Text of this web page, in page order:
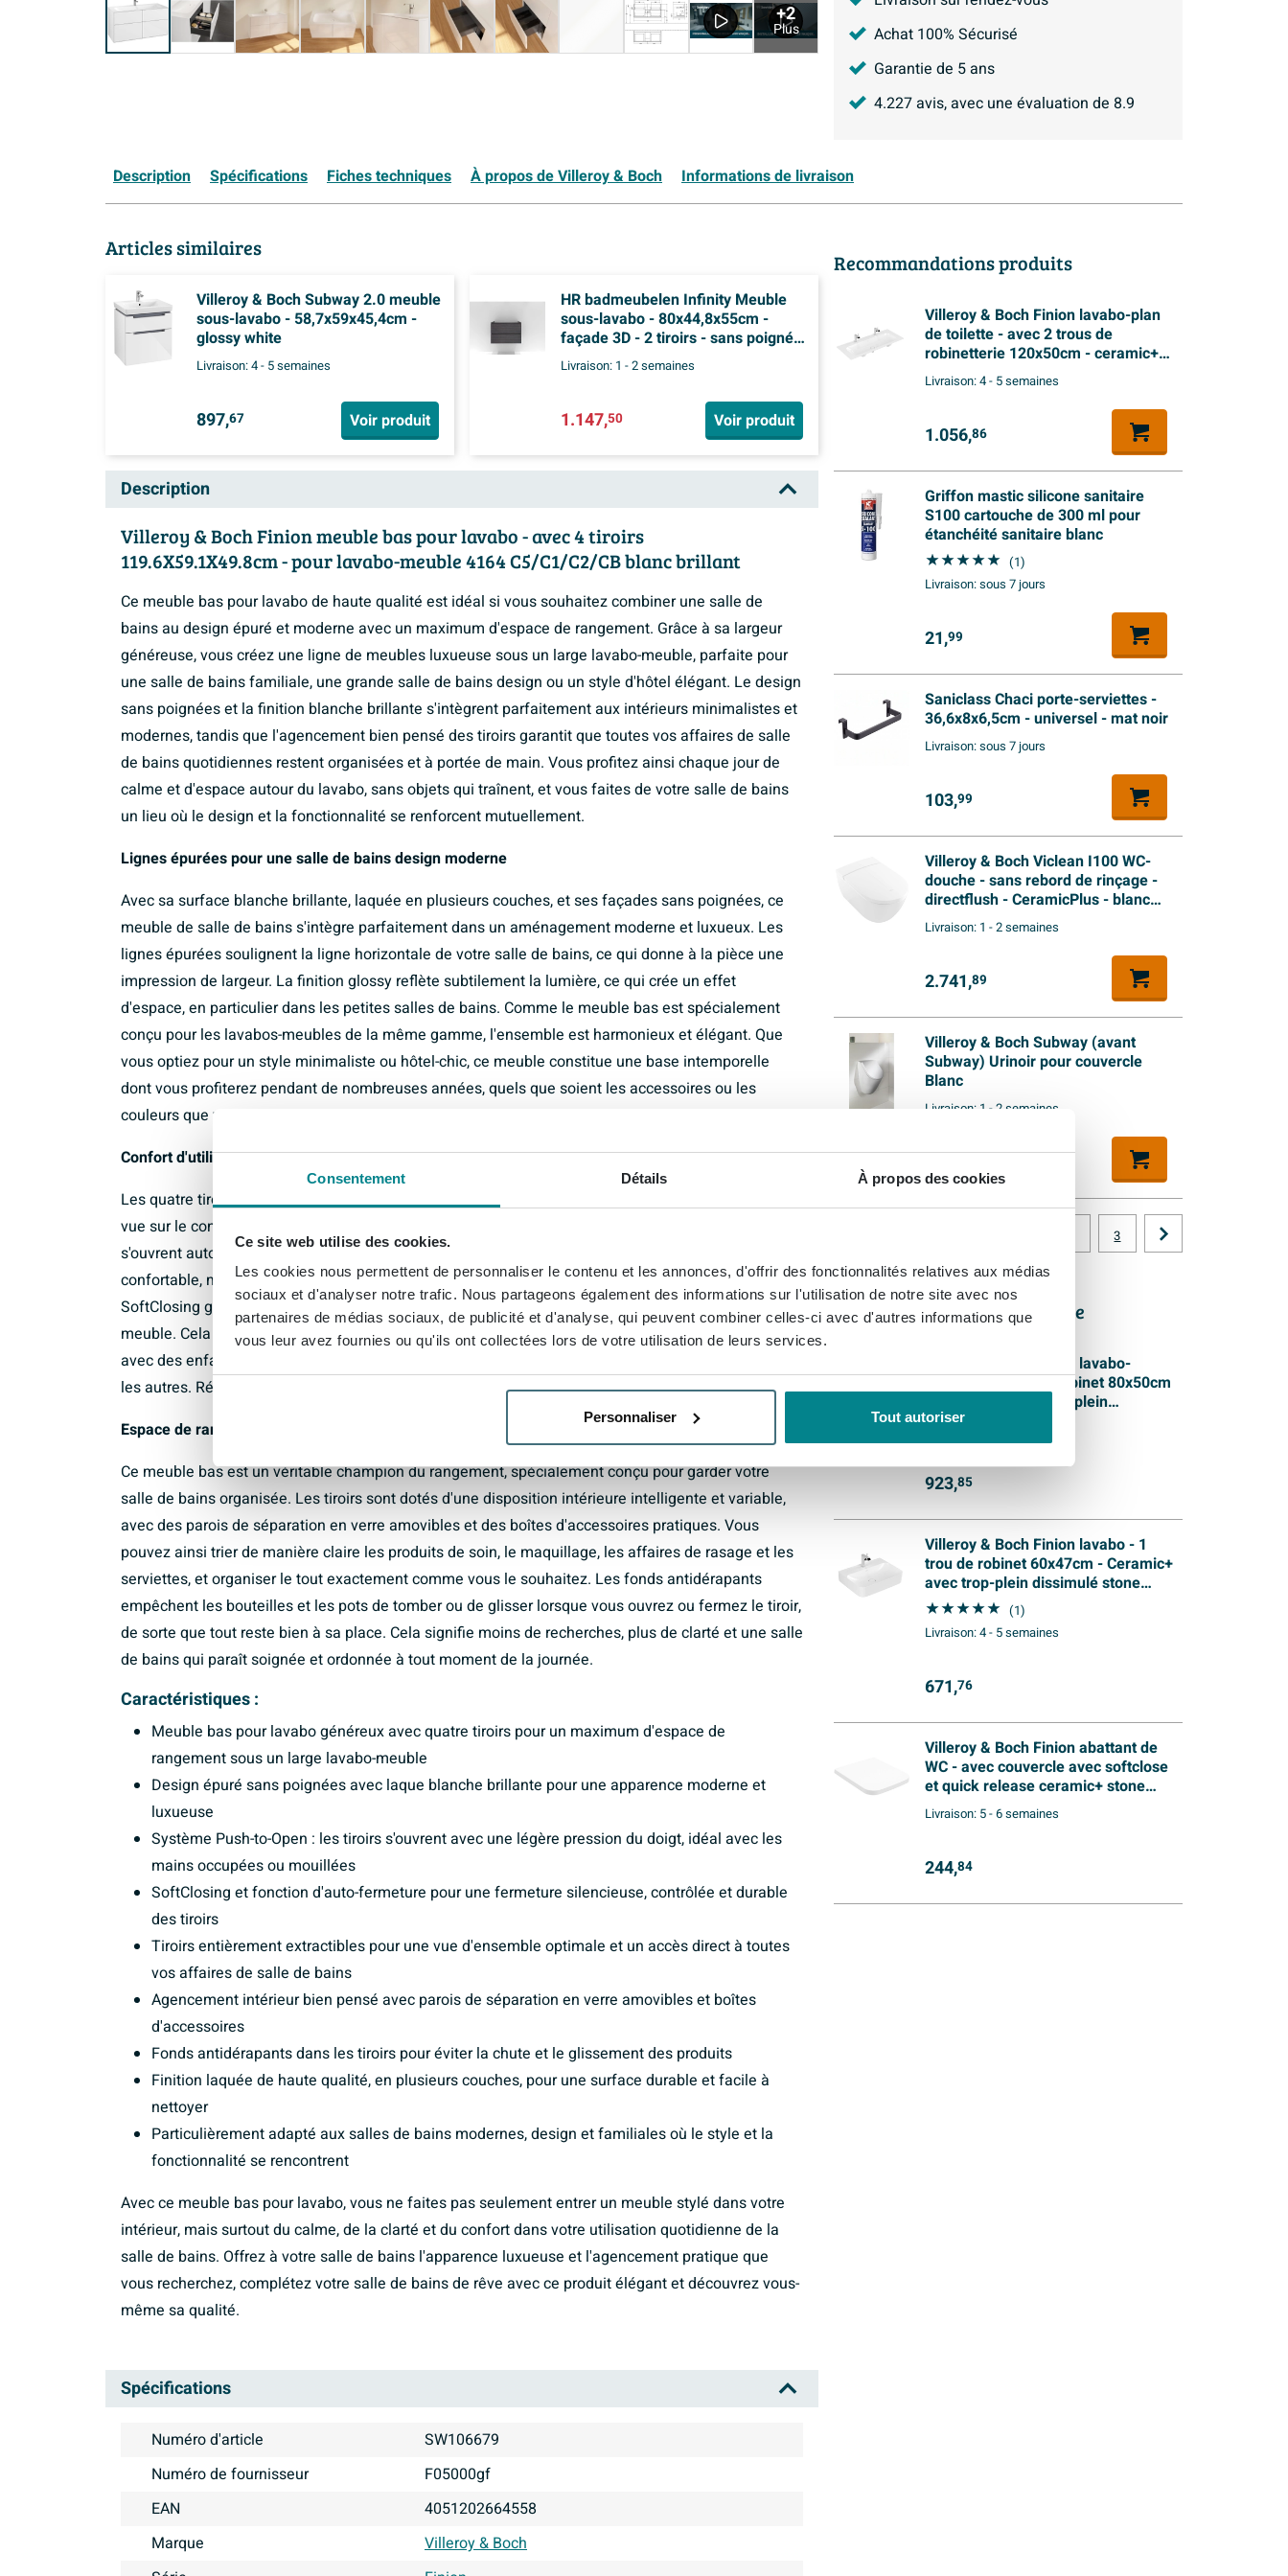
Consentement Détails À propos des cookies
Ce site web utilise des cookies.
Les cookies nous permettent de personnaliser le contenu et les annonces, d'offrir des fonctionnalités relatives aux médias
sociaux et d'analyser notre trafic. Nous partageons également des informations sur l'utilisation de notre site avec nos
partenaires de médias sociaux, de publicité et d'analyse, qui peuvent combiner celles-ci avec d'autres informations que
vous leur avez fournies ou qu'ils ont collectées lors de votre utilisation de leurs services.
Personnaliser Tout autoriser
+2
Plus
Achat 100% Sécurisé
Garantie de 5 ans
4.227avis, avec une évaluation de 8.9
Description Spécifications Fiches techniques À propos de Villeroy & Boch Informations de livraison
Articles similaires
Villeroy & Boch Subway 2.0 meuble
sous-lavabo - 58,7x59x45,4cm -
glossy white
Livraison:4 - 5 semaines
897,67 Voir produit
HR badmeubelen Infinity Meuble
sous-lavabo - 80x44,8x55cm -
façade 3D - 2 tiroirs - sans poignées
- wengé
Livraison: 1 - 2 semaines
1.147,50 Voir produit
Description
Villeroy & Boch Finion meuble bas pour lavabo - avec 4 tiroirs
119.6X59.1X49.8cm - pour lavabo-meuble 4164 C5/C1/C2/CB blanc brillant
Ce meuble bas pour lavabo de haute qualité est idéal si vous souhaitez combiner une salle de
bains au design épuré et moderne avec un maximum d'espace de rangement. Grâce à sa largeur
généreuse, vous créez une ligne de meubles luxueuse sous un large lavabo-meuble, parfaite pour
une salle de bains familiale, une grande salle de bains design ou un style d'hôtel élégant. Le design
sans poignées et la finition blanche brillante s'intègrent parfaitement aux intérieurs minimalistes et
modernes, tandis que l'agencement bien pensé des tiroirs garantit que toutes vos affaires de salle
de bains quotidiennes restent organisées et à portée de main. Vous profitez ainsi chaque jour de
calme et d'espace autour du lavabo, sans objets qui traînent, et vous faites de votre salle de bains
un lieu où le design et la fonctionnalité se renforcent mutuellement.
Lignes épurées pour une salle de bains design moderne
Avec sa surface blanche brillante, laquée en plusieurs couches, et ses façades sans poignées, ce
meuble de salle de bains s'intègre parfaitement dans un aménagement moderne et luxueux. Les
lignes épurées soulignent la ligne horizontale de votre salle de bains, ce qui donne à la pièce une
impression de largeur. La finition glossy reflète subtilement la lumière, ce qui crée un effet
d'espace, en particulier dans les petites salles de bains. Comme le meuble bas est spécialement
conçu pour les lavabos-meubles de la même gamme, l'ensemble est harmonieux et élégant. Que
vous optiez pour un style minimaliste ou hôtel-chic, ce meuble constitue une base intemporelle
dont vous profiterez pendant de nombreuses années, quels que soient les accessoires ou les
couleurs que vous ajoutez.
Confort d'utilisation grâce à une technique de tiroirs intelligente
Les quatre tiroirs spacieux sont entièrement extractibles, afin que vous ayez toujours une bonne
vue sur le contenu et que rien ne disparaisse au fond. D'une légère pression sur la façade, les tiroirs
s'ouvrent automatiquement grâce à la fonction Push-to-Open, ce qui n'est pas seulement
confortable, mais aussi idéal lorsque vous avez les mains mouillées ou occupées. La technologie
SoftClosing garantit une fermeture douce et silencieuse des tiroirs, sans coups violents ni usure du
meuble. Cela procure non seulement une sensation de luxe, mais est aussi pratique dans un foyer
avec des enfants ou lorsque vous utilisez la salle de bains tôt le matin ou tard le soir sans déranger
les autres. Résultat : une utilisation quotidienne fluide, silencieuse et sans effort.
Espace de rangement organisé pour une salle de bains ordonnée
Ce meuble bas est un véritable champion du rangement, spécialement conçu pour garder votre
salle de bains organisée. Les tiroirs sont dotés d'une disposition intérieure intelligente et variable,
avec des parois de séparation en verre amovibles et des boîtes d'accessoires pratiques. Vous
pouvez ainsi trier de manière claire les produits de soin, le maquillage, les affaires de rasage et les
serviettes, et organiser le tout exactement comme vous le souhaitez. Les fonds antidérapants
empêchent les bouteilles et les pots de tomber ou de glisser lorsque vous ouvrez ou fermez le tiroir,
de sorte que tout reste bien à sa place. Cela signifie moins de recherches, plus de clarté et une salle
de bains qui paraît soignée et ordonnée à tout moment de la journée.
Caractéristiques :
Meuble bas pour lavabo généreux avec quatre tiroirs pour un maximum d'espace de
rangement sous un large lavabo-meuble
Design épuré sans poignées avec laque blanche brillante pour une apparence moderne et
luxueuse
Système Push-to-Open : les tiroirs s'ouvrent avec une légère pression du doigt, idéal avec les
mains occupées ou mouillées
SoftClosing et fonction d'auto-fermeture pour une fermeture silencieuse, contrôlée et durable
des tiroirs
Tiroirs entièrement extractibles pour une vue d'ensemble optimale et un accès direct à toutes
vos affaires de salle de bains
Agencement intérieur bien pensé avec parois de séparation en verre amovibles et boîtes
d'accessoires
Fonds antidérapants dans les tiroirs pour éviter la chute et le glissement des produits
Finition laquée de haute qualité, en plusieurs couches, pour une surface durable et facile à
nettoyer
Particulièrement adapté aux salles de bains modernes, design et familiales où le style et la
fonctionnalité se rencontrent
Avec ce meuble bas pour lavabo, vous ne faites pas seulement entrer un meuble stylé dans votre
intérieur, mais surtout du calme, de la clarté et du confort dans votre utilisation quotidienne de la
salle de bains. Offrez à votre salle de bains l'apparence luxueuse et l'agencement pratique que
vous recherchez, complétez votre salle de bains de rêve avec ce produit élégant et découvrez vous-
même sa qualité.
Spécifications
Numéro d'article
SW106679
Numéro de fournisseur
f05000gf
EAN
4051202664558
Marque
Villeroy & Boch
Recommandations produits
Villeroy & Boch Finion lavabo-plan
de toilette - avec 2 trous de
robinetterie 120x50cm - ceramic+
sans trop-plein blanc
Livraison:4 - 5 semaines
1.056,86
Griffon mastic silicone sanitaire
S100 cartouche de 300 ml pour
étanchéité sanitaire blanc
(1)
Livraison:sous 7 jours
21,99
Saniclass Chaci porte-serviettes -
36,6x8x6,5cm - universel - mat noir
Livraison:sous 7 jours
103,99
Villeroy & Boch Viclean I100 WC-
douche - sans rebord de rinçage -
directflush - CeramicPlus - blanc
alpin brillant
Livraison: 1 - 2 semaines
2.741,89
Villeroy & Boch Subway (avant
Subway) Urinoir pour couvercle
Blanc
Livraison: 1 - 2 semaines
3
Autres produits de cette série
Villeroy & Boch Finion lavabo-
meuble - 1 trou de robinet 80x50cm
- Ceramic+ avec trop-plein
dissimulé stone white
923,85
Villeroy & Boch Finion lavabo - 1
trou de robinet 60x47cm - Ceramic+
avec trop-plein dissimulé stone
white
(1)
Livraison:4 - 5 semaines
671,76
Villeroy & Boch Finion abattant de
WC - avec couvercle avec softclose
et quick release ceramic+ stone
white
Livraison: 5 - 6 semaines
244,84